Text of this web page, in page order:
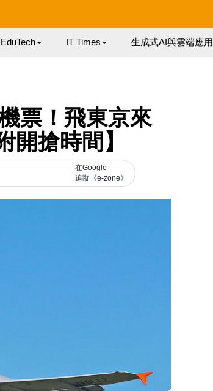
EduTech IT Times 生成式AI與雲端應用
票！飛東京來
開搶時間】
在Google
追蹤《e-zone》